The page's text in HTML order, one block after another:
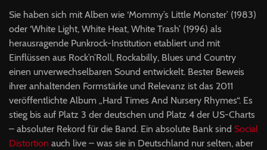
Sie haben sich mit Alben wie ‘Mommy’s Little Monster’ (1983)
oder ‘White Light, White Heat, White Trash’ (1996) als
herausragende Punkrock-Institution etabliert und mit
Einflüssen aus Rock’n’Roll, Rockabilly, Blues und Country
einen unverwechselbaren Sound entwickelt. Bester Beweis
ihrer anhaltenden Formstärke und Relevanz ist das 2011
veröffentlichte Album „Hard Times And Nursery Rhymes“. Es
stieg bis auf Platz 3 der deutschen und Platz 4 der US-Charts
– absoluter Rekord für die Band. Ein absolute Bank sind Social
Distortion auch live – was sie in Deutschland nur selten, aber